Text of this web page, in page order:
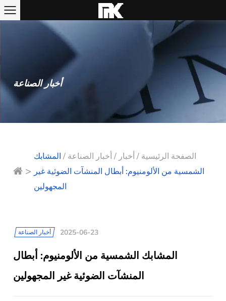
أخبار الصناعة
>
الصفحة الرئيسية / أخبار / أخبار الصناعة / المشابك
الشمسية من الألومنيوم: أبطال المنشآت الضوئية غير
المجهولين
أخبار الصناعة 2025-06-23
المشابك الشمسية من الألومنيوم: أبطال
المنشآت الضوئية غير المجهولين